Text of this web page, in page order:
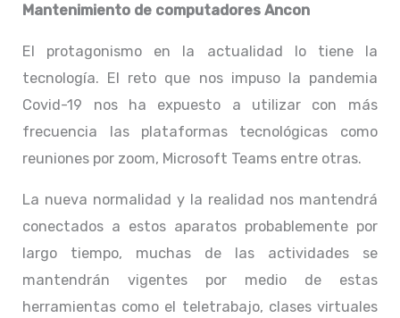
Mantenimiento de computadores Ancon
El protagonismo en la actualidad lo tiene la
tecnología. El reto que nos impuso la pandemia
Covid-19 nos ha expuesto a utilizar con más
frecuencia las plataformas tecnológicas como
reuniones por zoom, Microsoft Teams entre otras.
La nueva normalidad y la realidad nos mantendrá
conectados a estos aparatos probablemente por
largo tiempo, muchas de las actividades se
mantendrán vigentes por medio de estas
herramientas como el teletrabajo, clases virtuales